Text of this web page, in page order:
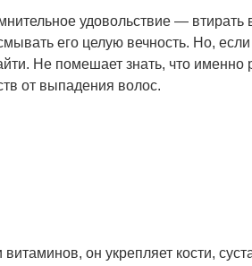
удовольствие —
его целую вечность. Но,
Не помешает знать, что именно
от выпадения волос.
он укрепляет кости,